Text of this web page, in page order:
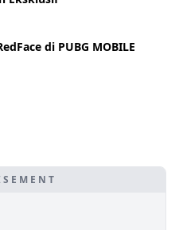
di PUBG MOBILE